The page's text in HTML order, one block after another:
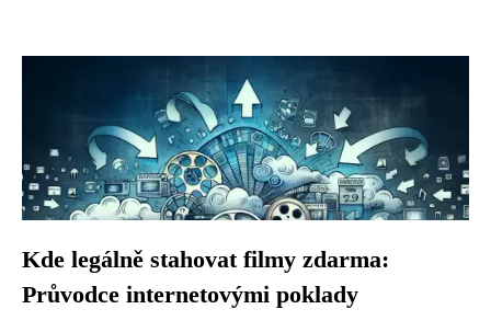
Kde legálně stahovat filmy zdarma:
Průvodce internetovými poklady